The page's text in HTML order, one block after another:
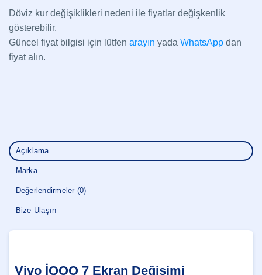
Döviz kur değişiklikleri nedeni ile fiyatlar değişkenlik
gösterebilir.
Güncel fiyat bilgisi için lütfen arayın yada WhatsApp dan
fiyat alın.
Açıklama
Marka
Değerlendirmeler (0)
Bize Ulaşın
Vivo İQOO 7 Ekran Değişimi